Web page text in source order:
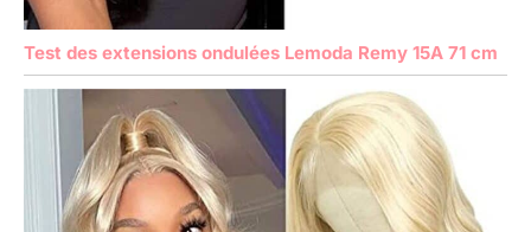
Test des extensions ondulées Lemoda Remy 15A 71 cm